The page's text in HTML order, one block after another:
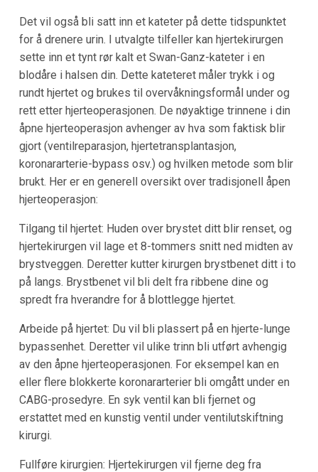
Det vil også bli satt inn et kateter på dette tidspunktet
for å drenere urin. I utvalgte tilfeller kan hjertekirurgen
sette inn et tynt rør kalt et Swan-Ganz-kateter i en
blodåre i halsen din. Dette kateteret måler trykk i og
rundt hjertet og brukes til overvåkningsformål under og
rett etter hjerteoperasjonen. De nøyaktige trinnene i din
åpne hjerteoperasjon avhenger av hva som faktisk blir
gjort (ventilreparasjon, hjertetransplantasjon,
koronararterie-bypass osv.) og hvilken metode som blir
brukt. Her er en generell oversikt over tradisjonell åpen
hjerteoperasjon:
Tilgang til hjertet: Huden over brystet ditt blir renset, og
hjertekirurgen vil lage et 8-tommers snitt ned midten av
brystveggen. Deretter kutter kirurgen brystbenet ditt i to
på langs. Brystbenet vil bli delt fra ribbene dine og
spredt fra hverandre for å blottlegge hjertet.
Arbeide på hjertet: Du vil bli plassert på en hjerte-lunge
bypassenhet. Deretter vil ulike trinn bli utført avhengig
av den åpne hjerteoperasjonen. For eksempel kan en
eller flere blokkerte koronararterier bli omgått under en
CABG-prosedyre. En syk ventil kan bli fjernet og
erstattet med en kunstig ventil under ventilutskiftning
kirurgi.
Fullføre kirurgien: Hjertekirurgen vil fjerne deg fra